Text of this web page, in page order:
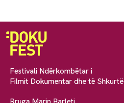
Festivali Ndërkombëtar i
Filmit Dokumentar dhe të Shkurtë